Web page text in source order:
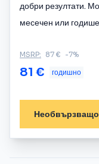
добри резултати.
месечен или
MSRP: 87 € -7%
81 € годишно
Необвързващо